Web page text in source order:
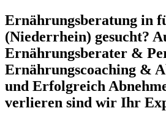
Ernährungsberatung in
(Niederrhein) gesucht?
Ernährungsberater &
Ernährungscoaching &
und Erfolgreich
verlieren sind wir Ihr